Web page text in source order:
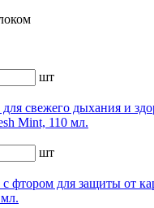
шт
свежего дыхания и
Mint, 110 мл.
шт
с фтором для защиты от